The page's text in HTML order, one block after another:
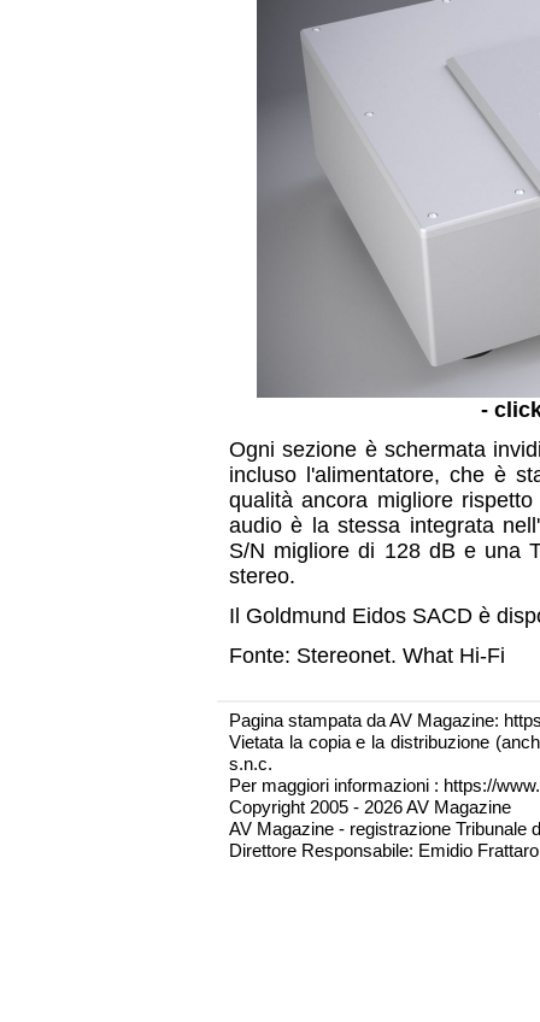
-
Ogni sezione è schermata
incluso l'alimentatore, che è
qualità ancora migliore
audio è la stessa integrata
S/N migliore di 128 dB e una
stereo.
Il Goldmund Eidos SACD è
Fonte: Stereonet. What Hi-Fi
Pagina stampata da AV Magazine:
Vietata la copia e la distribuzione
s.n.c.
Per maggiori informazioni : https://
Copyright 2005 - 2026 AV Magazine
AV Magazine - registrazione Tribunale
Direttore Responsabile: Emidio